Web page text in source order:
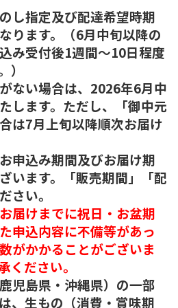
し指定及び配達希望時期
ります。（6月中旬以降の
み受付後1週間～10日程度
ない場合は、2026年6月中
します。ただし、「御中元
は7月上旬以降順次お届け
申込み期間及びお届け期
います。「販売期間」「配
さい。
届けまでに祝日・お盆期
申込内容に不備等があっ
がかかることがございま
ください。
児島県・沖縄県）の一部
、生もの（消費・賞味期